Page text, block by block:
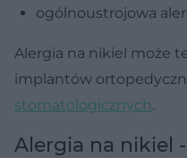
ogólnoustrojowa
Alergia na nikiel może
implantów
stomatologicznych.
Alergia na nikiel